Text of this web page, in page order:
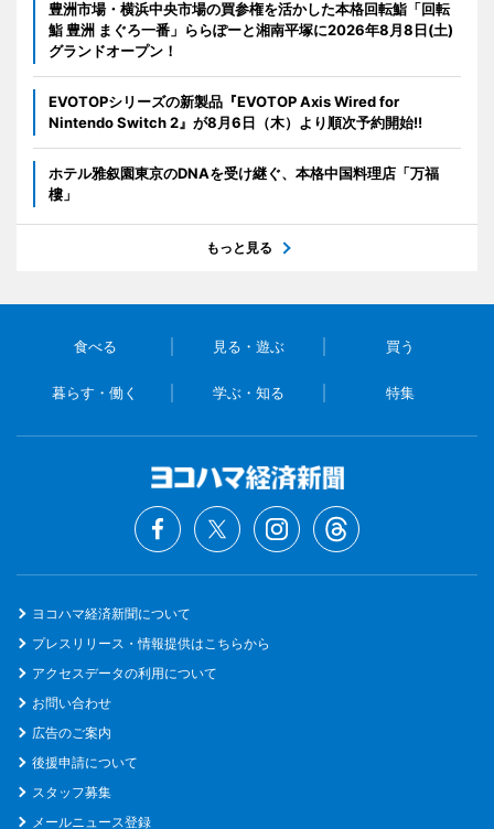
豊洲市場・横浜中央市場の買参権を活かした本格回転鮨「回転
鮨 豊洲 まぐろ一番」ららぽーと湘南平塚に2026年8月8日(土)
グランドオープン！
EVOTOPシリーズの新製品『EVOTOP Axis Wired for
Nintendo Switch 2』が8月6日（木）より順次予約開始!!
ホテル雅叙園東京のDNAを受け継ぐ、本格中国料理店「万福
樓」
もっと見る
食べる 見る・遊ぶ 買う
暮らす・働く 学ぶ・知る 特集
ヨコハマ経済新聞について
プレスリリース・情報提供はこちらから
アクセスデータの利用について
お問い合わせ
広告のご案内
後援申請について
スタッフ募集
メールニュース登録